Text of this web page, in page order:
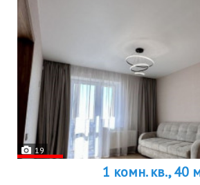
19
1 комн. кв., 40